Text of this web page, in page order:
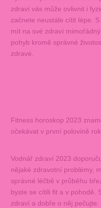
zdraví vás může ovlivnit i
začnete neustále cítit lépe.
mít na své zdraví
pohyb kromě správné
zdravé.
Fitness horoskop 2023
očekávat v první polovině
Vodnář zdraví 2023
nějaké zdravotní problémy,
správné léčbě v průběhu
byste se cítili fit a v pohodě.
zdraví a dobře o něj